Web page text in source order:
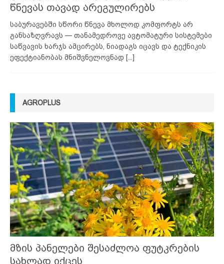
წნევას თავად არეგულირებს
საბურავებში სწორი წნევა მხოლოდ კომფორტს არ
განსაზღვრავს — თანამედროვე ავტომატური სისტემები
საწვავის ხარჯს ამცირებს, ნიადაგს იცავს და ტექნიკის
ეფექტიანობას მნიშვნელოვნად [...]
AGROPLUS
მზის პანელები შესაძლოა ფუტკრების
სახლად იქცეს